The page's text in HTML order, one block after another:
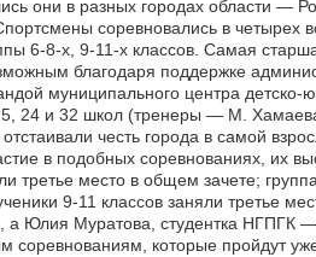
они в разных городах области —
соревновались в четырех
6-8-х, 9-11-х классов. Самая
благодаря поддержке
муниципального центра детско-
24 и 32 школ (тренеры — М.
честь города в самой
в подобных соревнованиях, их
третье место в общем зачете;
9-11 классов заняли третье
а Юлия Муратова, студентка НГПГК
соревнованиям, которые пройдут